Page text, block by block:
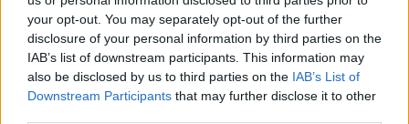
your opt-out. You may separately opt-out of the further
disclosure of your personal information by third parties on the
IAB’s list of downstream participants. This information may
also be disclosed by us to third parties on the IAB’s List of
Downstream Participants that may further disclose it to other